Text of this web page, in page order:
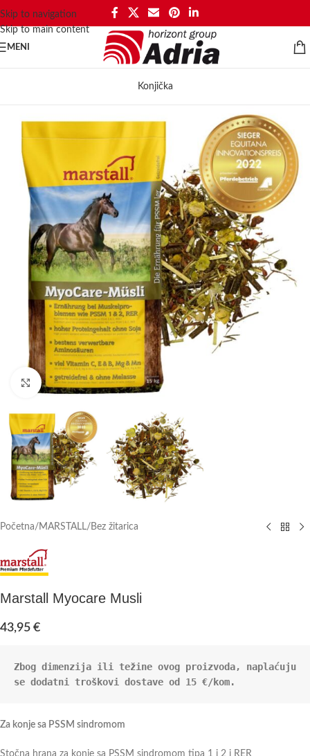
Skip to navigation
Skip to main content
MENI
Konjička
Click to enlarge
Početna/ MARSTALL/ Bez žitarica
Marstall Myocare Musli
43,95 €
Zbog dimenzija ili težine ovog proizvoda, naplaćuju
se dodatni troškovi dostave od 15 €/kom.
Za konje sa PSSM sindromom
Stočna hrana za konje sa PSSM sindromom tipa 1 i 2 i RER